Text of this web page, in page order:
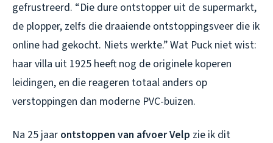
gefrustreerd. “Die dure ontstopper uit de supermarkt,
de plopper, zelfs die draaiende ontstoppingsveer die ik
online had gekocht. Niets werkte.” Wat Puck niet wist:
haar villa uit 1925 heeft nog de originele koperen
leidingen, en die reageren totaal anders op
verstoppingen dan moderne PVC-buizen.
Na 25 jaar ontstoppen van afvoer Velp zie ik dit